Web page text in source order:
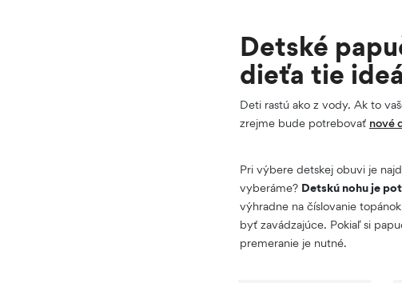
Detské
dieťa tie
Deti rastú ako z vody. Ak to
zrejme bude potrebovať nové
Pri výbere detskej obuvi je
vyberáme? Detskú nohu je
výhradne na číslovanie
byť zavádzajúce. Pokiaľ si
premeranie je nutné.